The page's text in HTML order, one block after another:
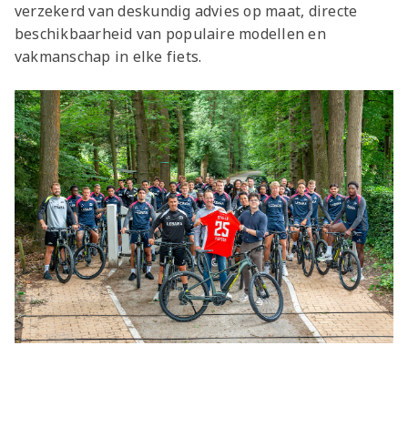
verzekerd van deskundig advies op maat, directe
beschikbaarheid van populaire modellen en
vakmanschap in elke fiets.